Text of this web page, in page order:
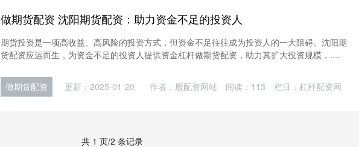
做期货配资 沈阳期货配资：助力资金不足的投资人
期货投资是一项高收益、高风险的投资方式，但资金不足往往成为投资人的一大阻碍。沈阳期
货配资应运而生，为资金不足的投资人提供资金杠杆做期货配资，助力其扩大投资规模，....
做期货配资 更新：2025-01-20 作者：股配资网站 阅读： 113 栏目：杠杆配资网
共 1 页/2 条记录